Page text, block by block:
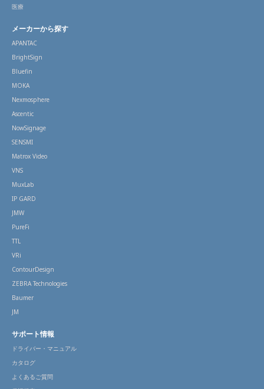
医療
メーカーから探す
APANTAC
BrightSign
Bluefin
MOKA
Nexmosphere
Ascentic
NowSignage
SENSMI
Matrox Video
VNS
MuxLab
IP GARD
JMW
PureFi
TTL
VRi
ContourDesign
ZEBRA Technologies
Baumer
JM
サポート情報
ドライバー・マニュアル
カタログ
よくあるご質問